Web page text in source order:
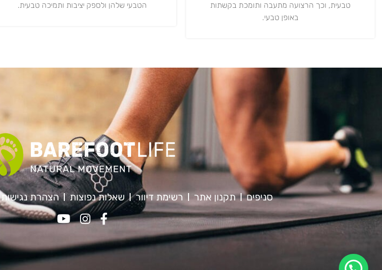
טבעית, וכך הרצועה מתעבה ותומכת בקשתות
באופן טבעי.
הטבעי שלהן ולספק יציבות ותמיכה טבעית.
סניפים תקנון אתר רשימת דיוור שאלות נפוצות הצהרת נגישות